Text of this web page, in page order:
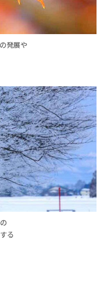
発展や
る